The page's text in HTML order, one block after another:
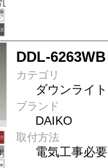
DDL-6263WB
カテゴリ
ダウンライト
ブランド
DAIKO
取付方法
電気工事必要